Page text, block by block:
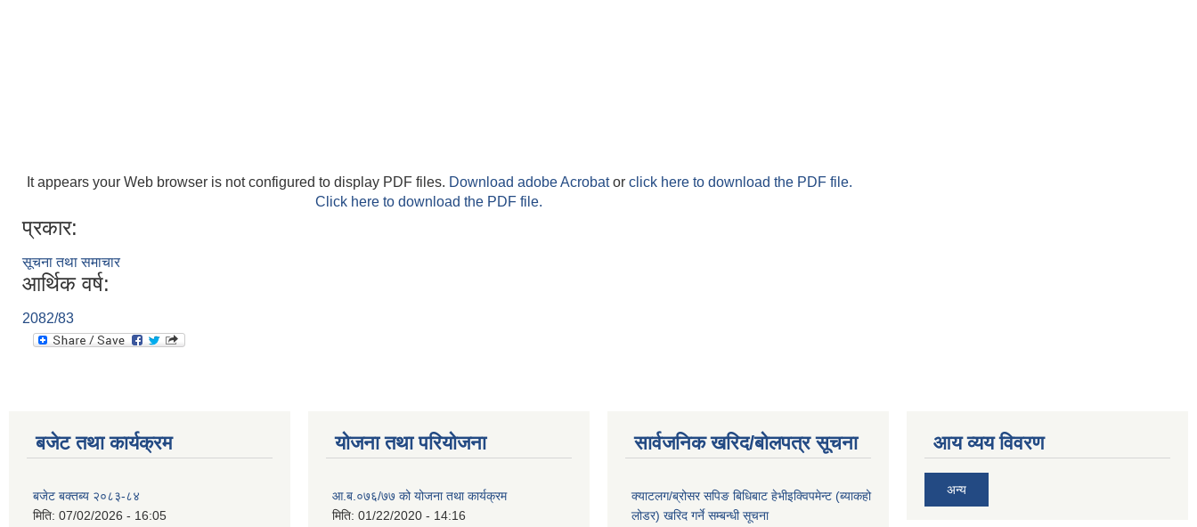
It appears your Web browser is not configured to display PDF files. Download adobe Acrobator click here to download the PDF file.
Click here to download the PDF file.
प्रकार:
सूचना तथा समाचार
आर्थिक वर्ष:
2082/83
बजेट तथा कार्यक्रम
बजेट बक्तब्य २०८३-८४
मिति: 07/02/2026 - 16:05
योजना तथा परियोजना
आ.ब.०७६/७७ को योजना तथा कार्यक्रम
मिति: 01/22/2020 - 14:16
सार्वजनिक खरिद/बोलपत्र सूचना
क्याटलग/ब्रोसर सपिङ बिधिबाट हेभीइक्विपमेन्ट (ब्याकहो
लोडर) खरिद गर्ने सम्बन्धी सूचना
आय व्यय विवरण
अन्य